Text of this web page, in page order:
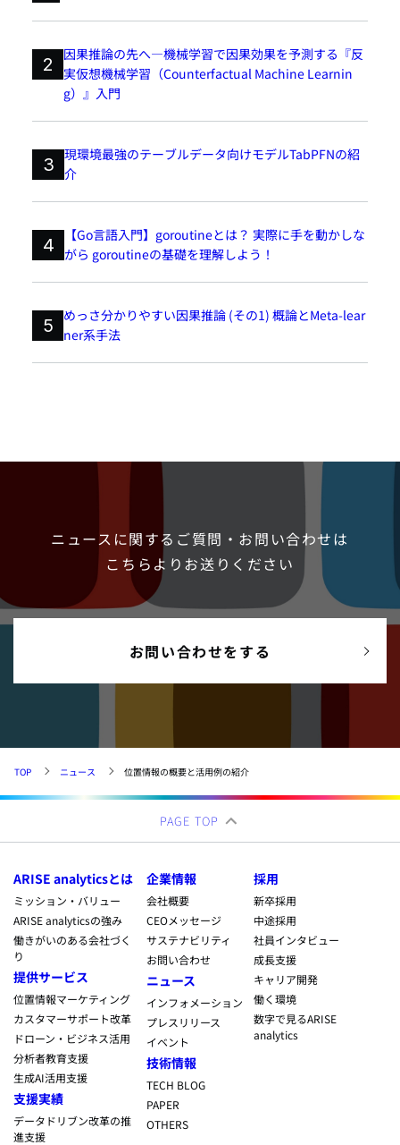
2
因果推論の先へ―機械学習で因果効果を予測する『反
実仮想機械学習（Counterfactual Machine Learnin
g）』入門
3 現環境最強のテーブルデータ向けモデルTabPFNの紹
介
4
【Go言語入門】goroutineとは？ 実際に手を動かしな
がら goroutineの基礎を理解しよう！
5
めっさ分かりやすい因果推論 (その1) 概論とMeta-lear
ner系手法
ニュースに関するご質問・お問い合わせは
こちらよりお送りください
お問い合わせをする
TOP ニュース 位置情報の概要と活用例の紹介
PAGE TOP
ARISE analyticsとは
ミッション・バリュー
ARISE analyticsの強み
働きがいのある会社づく
り
提供サービス
位置情報マーケティング
カスタマーサポート改革
ドローン・ビジネス活用
分析者教育支援
生成AI活用支援
支援実績
データドリブン改革の推
進支援
企業情報
会社概要
CEOメッセージ
サステナビリティ
お問い合わせ
ニュース
インフォメーション
プレスリリース
イベント
技術情報
TECH BLOG
PAPER
OTHERS
採用
新卒採用
中途採用
社員インタビュー
成長支援
キャリア開発
働く環境
数字で見るARISE
analytics